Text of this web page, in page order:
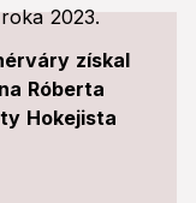
získal
Róberta
Hokejista